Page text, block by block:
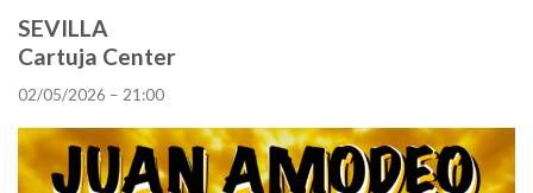
SEVILLA
Cartuja Center
02/05/2026 – 21:00